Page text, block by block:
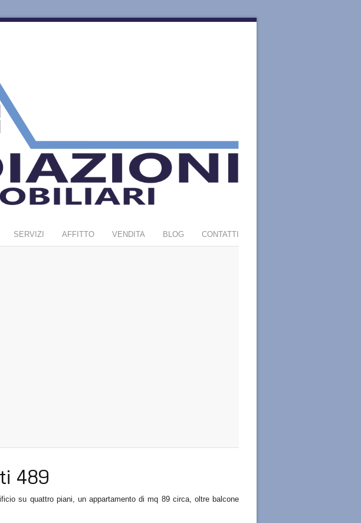
SERVIZI AFFITTO VENDITA BLOG CONTATTI
489
su quattro piani, un appartamento di mq 89 circa, oltre balcone